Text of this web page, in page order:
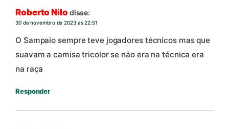
Roberto Nilo disse:
30 de novembro de 2023 às 22:51
O Sampaio sempre teve jogadores técnicos mas que
suavam a camisa tricolor se não era na técnica era
na raça
Responder